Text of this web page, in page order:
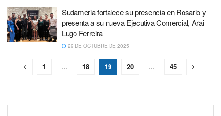
Sudameria fortalece su presencia en Rosario y
presenta a su nueva Ejecutiva Comercial, Arai
Lugo Ferreira
29 DE OCTUBRE DE 2025
1 … 18 19 20 … 45